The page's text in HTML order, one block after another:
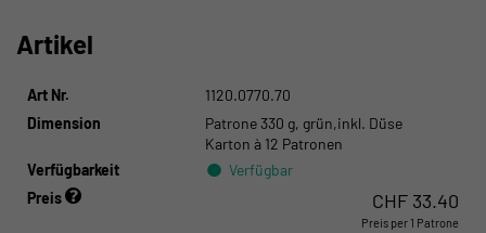
Artikel
Art Nr.
1120.0770.70
Dimension
Patrone 330 g, grün,inkl. Düse
Karton à 12 Patronen
Verfügbarkeit
Verfügbar
Preis CHF 33.40
Preis per 1 Patrone